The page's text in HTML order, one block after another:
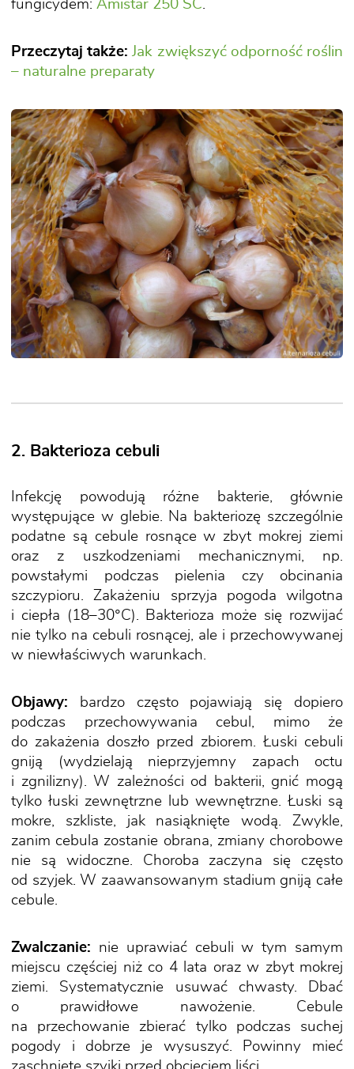
fungicydem: Amistar 250 SC.
Przeczytaj także: Jak zwiększyć odporność roślin
– naturalne preparaty
2. Bakterioza cebuli
Infekcję powodują różne bakterie, głównie
występujące w glebie. Na bakteriozę szczególnie
podatne są cebule rosnące w zbyt mokrej ziemi
oraz z uszkodzeniami mechanicznymi, np.
powstałymi podczas pielenia czy obcinania
szczypioru. Zakażeniu sprzyja pogoda wilgotna
i ciepła (18–30°C). Bakterioza może się rozwijać
nie tylko na cebuli rosnącej, ale i przechowywanej
w niewłaściwych warunkach.
Objawy: bardzo często pojawiają się dopiero
podczas przechowywania cebul, mimo że
do zakażenia doszło przed zbiorem. Łuski cebuli
gniją (wydzielają nieprzyjemny zapach octu
i zgnilizny). W zależności od bakterii, gnić mogą
tylko łuski zewnętrzne lub wewnętrzne. Łuski są
mokre, szkliste, jak nasiąknięte wodą. Zwykle,
zanim cebula zostanie obrana, zmiany chorobowe
nie są widoczne. Choroba zaczyna się często
od szyjek. W zaawansowanym stadium gniją całe
cebule.
Zwalczanie: nie uprawiać cebuli w tym samym
miejscu częściej niż co 4 lata oraz w zbyt mokrej
ziemi. Systematycznie usuwać chwasty. Dbać
o prawidłowe nawożenie. Cebule
na przechowanie zbierać tylko podczas suchej
pogody i dobrze je wysuszyć. Powinny mieć